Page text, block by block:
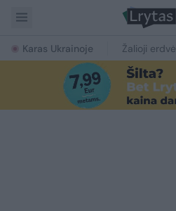
Karas Ukrainoje Žalioji erdvė